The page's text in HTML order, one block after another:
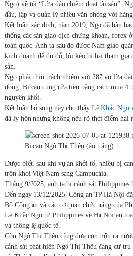
Ngọ) về tội “Lừa đảo chiếm đoạt tài sản”.
đầu, lập và quản lý nhiều văn phòng với
Kết luận xác định, năm 2019, Ngọ đã bàn
thống các sàn giao dịch chứng khoán, forex
toàn quốc. Anh ta sau đó được Nam giao
kinh doanh để dụ dỗ, lôi kéo bị hại tham gia
sản.
Ngọ phải chịu trách nhiệm với 287 vụ lừa
đồng. Bị can cũng rửa tiền bằng cách mua 4
nguyên khối.
Kết luận bổ sung này cho thấy Lê Khắc Ngọ
đã ly hôn nhưng không nêu rõ thời điểm hai
Bị can Ngô Thị Thêu (áo trắng).
Được biết, sau khi vụ án khởi tố, nhiều bị
trốn khỏi Việt Nam sang Campuchia.
Tháng 9/2025, anh ta bị cảnh sát Philippines
Đến ngày 13/12/2025, Công an TP Hà Nội
Bộ Công an và các cơ quan chức năng của
Lê Khắc Ngọ từ Philippines về Hà Nội an
và thông lệ quốc tế.
Còn Ngô Thị Thêu cũng đưa con trốn ra
cảnh sát phát hiện Ngô Thị Thêu đang cư